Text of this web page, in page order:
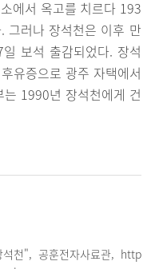
에서 옥고를 치르다 193
그러나 장석천은 이후 만
보석 출감되었다. 장석
유증으로 광주 자택에서
1990년 장석천에게 건
천", 공훈전자사료관, http